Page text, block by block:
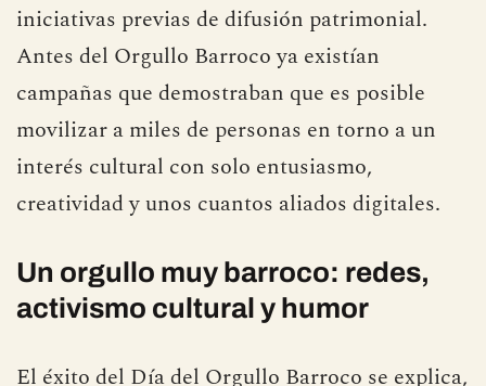
iniciativas previas de difusión patrimonial.
Antes del Orgullo Barroco ya existían
campañas que demostraban que es posible
movilizar a miles de personas en torno a un
interés cultural con solo entusiasmo,
creatividad y unos cuantos aliados digitales.
Un orgullo muy barroco: redes,
activismo cultural y humor
El éxito del Día del Orgullo Barroco se explica,